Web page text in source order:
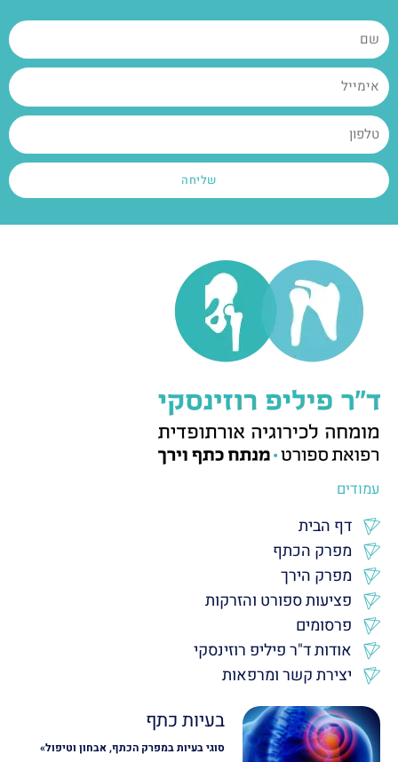
שליחה
עמודים
דף הבית
מפרק הכתף
מפרק הירך
פציעות ספורט והזרקות
פרסומים
אודות ד"ר פיליפ רוזינסקי
יצירת קשר ומרפאות
בעיות כתף
סוגי בעיות במפרק הכתף, אבחון וטיפול»